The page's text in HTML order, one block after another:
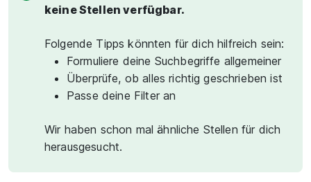
keine Stellen verfügbar.
Folgende Tipps könnten für dich hilfreich sein:
Formuliere deine Suchbegriffe allgemeiner
Überprüfe, ob alles richtig geschrieben ist
Passe deine Filter an
Wir haben schon mal ähnliche Stellen für dich
herausgesucht.